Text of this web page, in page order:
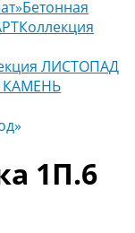
Бетонная
Коллекция
ЛИСТОПАД
КАМЕНЬ
1П.6